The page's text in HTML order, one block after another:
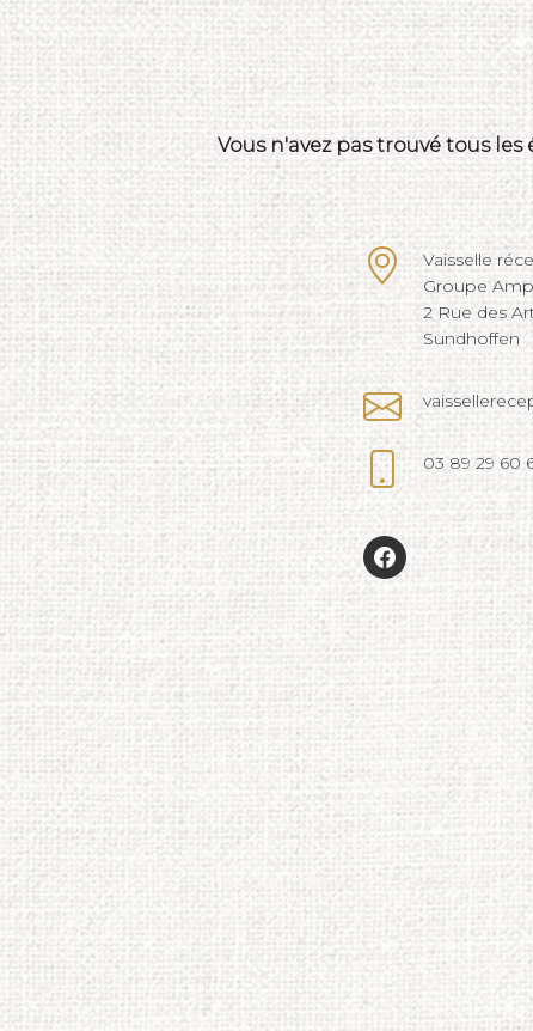
Vous n'avez pas trouvé tous
Vaisselle
Groupe
2 Rue des
Sundhoffen
03 89 29 60